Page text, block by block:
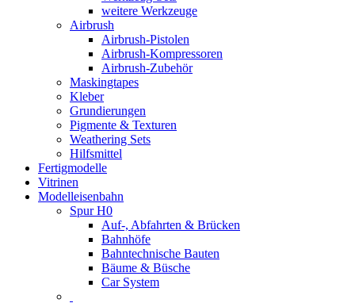
weitere Werkzeuge
Airbrush
Airbrush-Pistolen
Airbrush-Kompressoren
Airbrush-Zubehör
Maskingtapes
Kleber
Grundierungen
Pigmente & Texturen
Weathering Sets
Hilfsmittel
Fertigmodelle
Vitrinen
Modelleisenbahn
Spur H0
Auf-, Abfahrten & Brücken
Bahnhöfe
Bahntechnische Bauten
Bäume & Büsche
Car System